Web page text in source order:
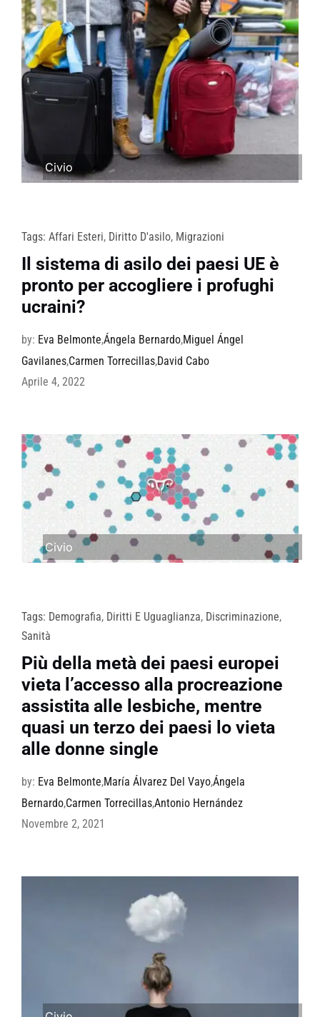
Civio
Tags: Affari Esteri, Diritto D'asilo, Migrazioni
Il sistema di asilo dei paesi UE è
pronto per accogliere i profughi
ucraini?
by: Eva Belmonte,Ángela Bernardo,Miguel Ángel
Gavilanes,Carmen Torrecillas,David Cabo
Aprile 4, 2022
Civio
Tags: Demografia, Diritti E Uguaglianza, Discriminazione,
Sanità
Più della metà dei paesi europei
vieta l’accesso alla procreazione
assistita alle lesbiche, mentre
quasi un terzo dei paesi lo vieta
alle donne single
by: Eva Belmonte,María Álvarez Del Vayo,Ángela
Bernardo,Carmen Torrecillas,Antonio Hernández
Novembre 2, 2021